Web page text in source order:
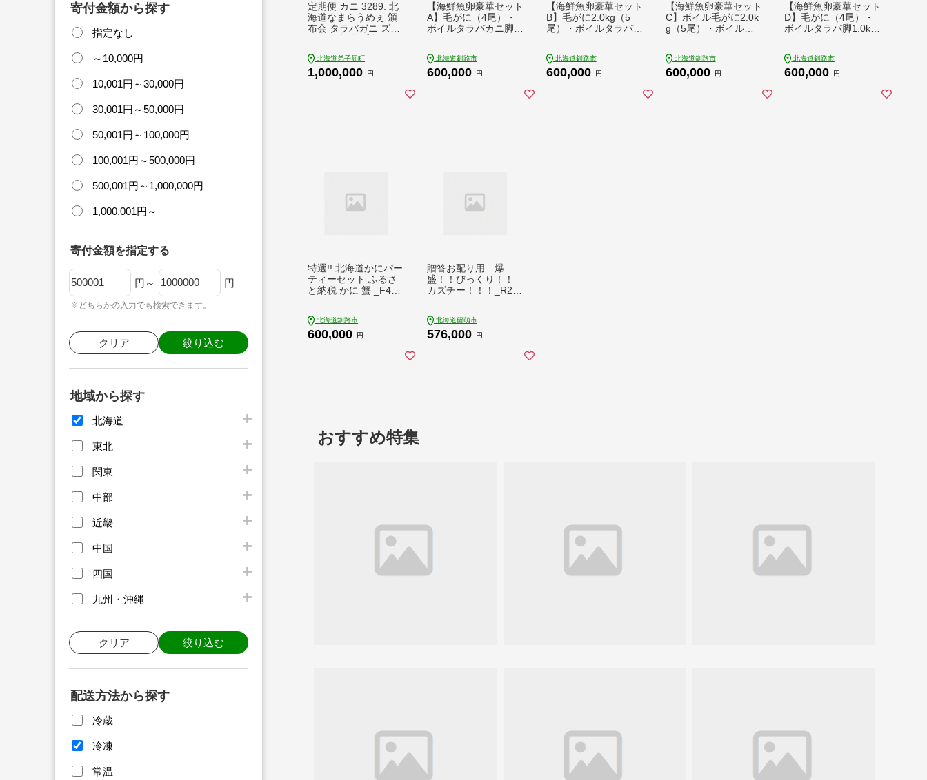
寄付金額から探す
指定なし
～10,000円
10,001円～30,000円
30,001円～50,000円
50,001円～100,000円
100,001円～500,000円
500,001円～1,000,000円
1,000,001円～
寄付金額を指定する
円～ 円
※どちらかの入力でも検索できます。
クリア 絞り込む
地域から探す
北海道
東北
関東
中部
近畿
中国
四国
九州・沖縄
クリア 絞り込む
配送方法から探す
冷蔵
冷凍
常温
定期便 カニ 3289. 北
海道なまらうめぇ 頒
布会 タラバガニ ズワ
ン いくら 醤油漬け 帆
立 玉冷 干し貝柱 海鮮
北海道弟子屈町
1,000,000 円
【海鮮魚卵豪華セット
A】毛がに（4尾）・
ボイルタラバカニ脚8
ポーション・ホタテ玉
冷凍 毛がに _F5F-01
北海道釧路市
600,000 円
【海鮮魚卵豪華セット
B】毛がに2.0kg（5
尾）・ボイルタラバ脚
蟹ポーション・ホタテ
玉冷凍 _F5F-0196
北海道釧路市
600,000 円
【海鮮魚卵豪華セット
C】ボイル毛がに2.0k
g（5尾）・ボイルタ
ズワイ蟹ポーション・
ホタテ玉冷凍 _F4F-8
北海道釧路市
600,000 円
【海鮮魚卵豪華セット
D】毛がに（4尾）・
ボイルタラバ脚1.0kg
ポーション・ホタテ玉
冷凍 _F4F-8684
北海道釧路市
600,000 円
特選!! 北海道かにパー
ティーセット ふるさ
と納税 かに 蟹 _F4F-
北海道釧路市
600,000 円
贈答お配り用 爆
盛！！びっくり！！
カズチー！！！_R200
北海道留萌市
576,000 円
おすすめ特集